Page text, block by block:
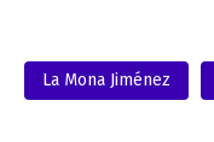
La Mona Jiménez